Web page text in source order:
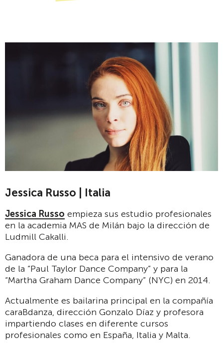
Jessica Russo | Italia
Jessica Russo empieza sus estudio profesionales
en la academia MAS de Milán bajo la dirección de
Ludmill Cakalli.
Ganadora de una beca para el intensivo de verano
de la “Paul Taylor Dance Company” y para la
“Martha Graham Dance Company” (NYC) en 2014.
Actualmente es bailarina principal en la compañía
caraBdanza, dirección Gonzalo Díaz y profesora
impartiendo clases en diferente cursos
profesionales como en España, Italia y Malta.